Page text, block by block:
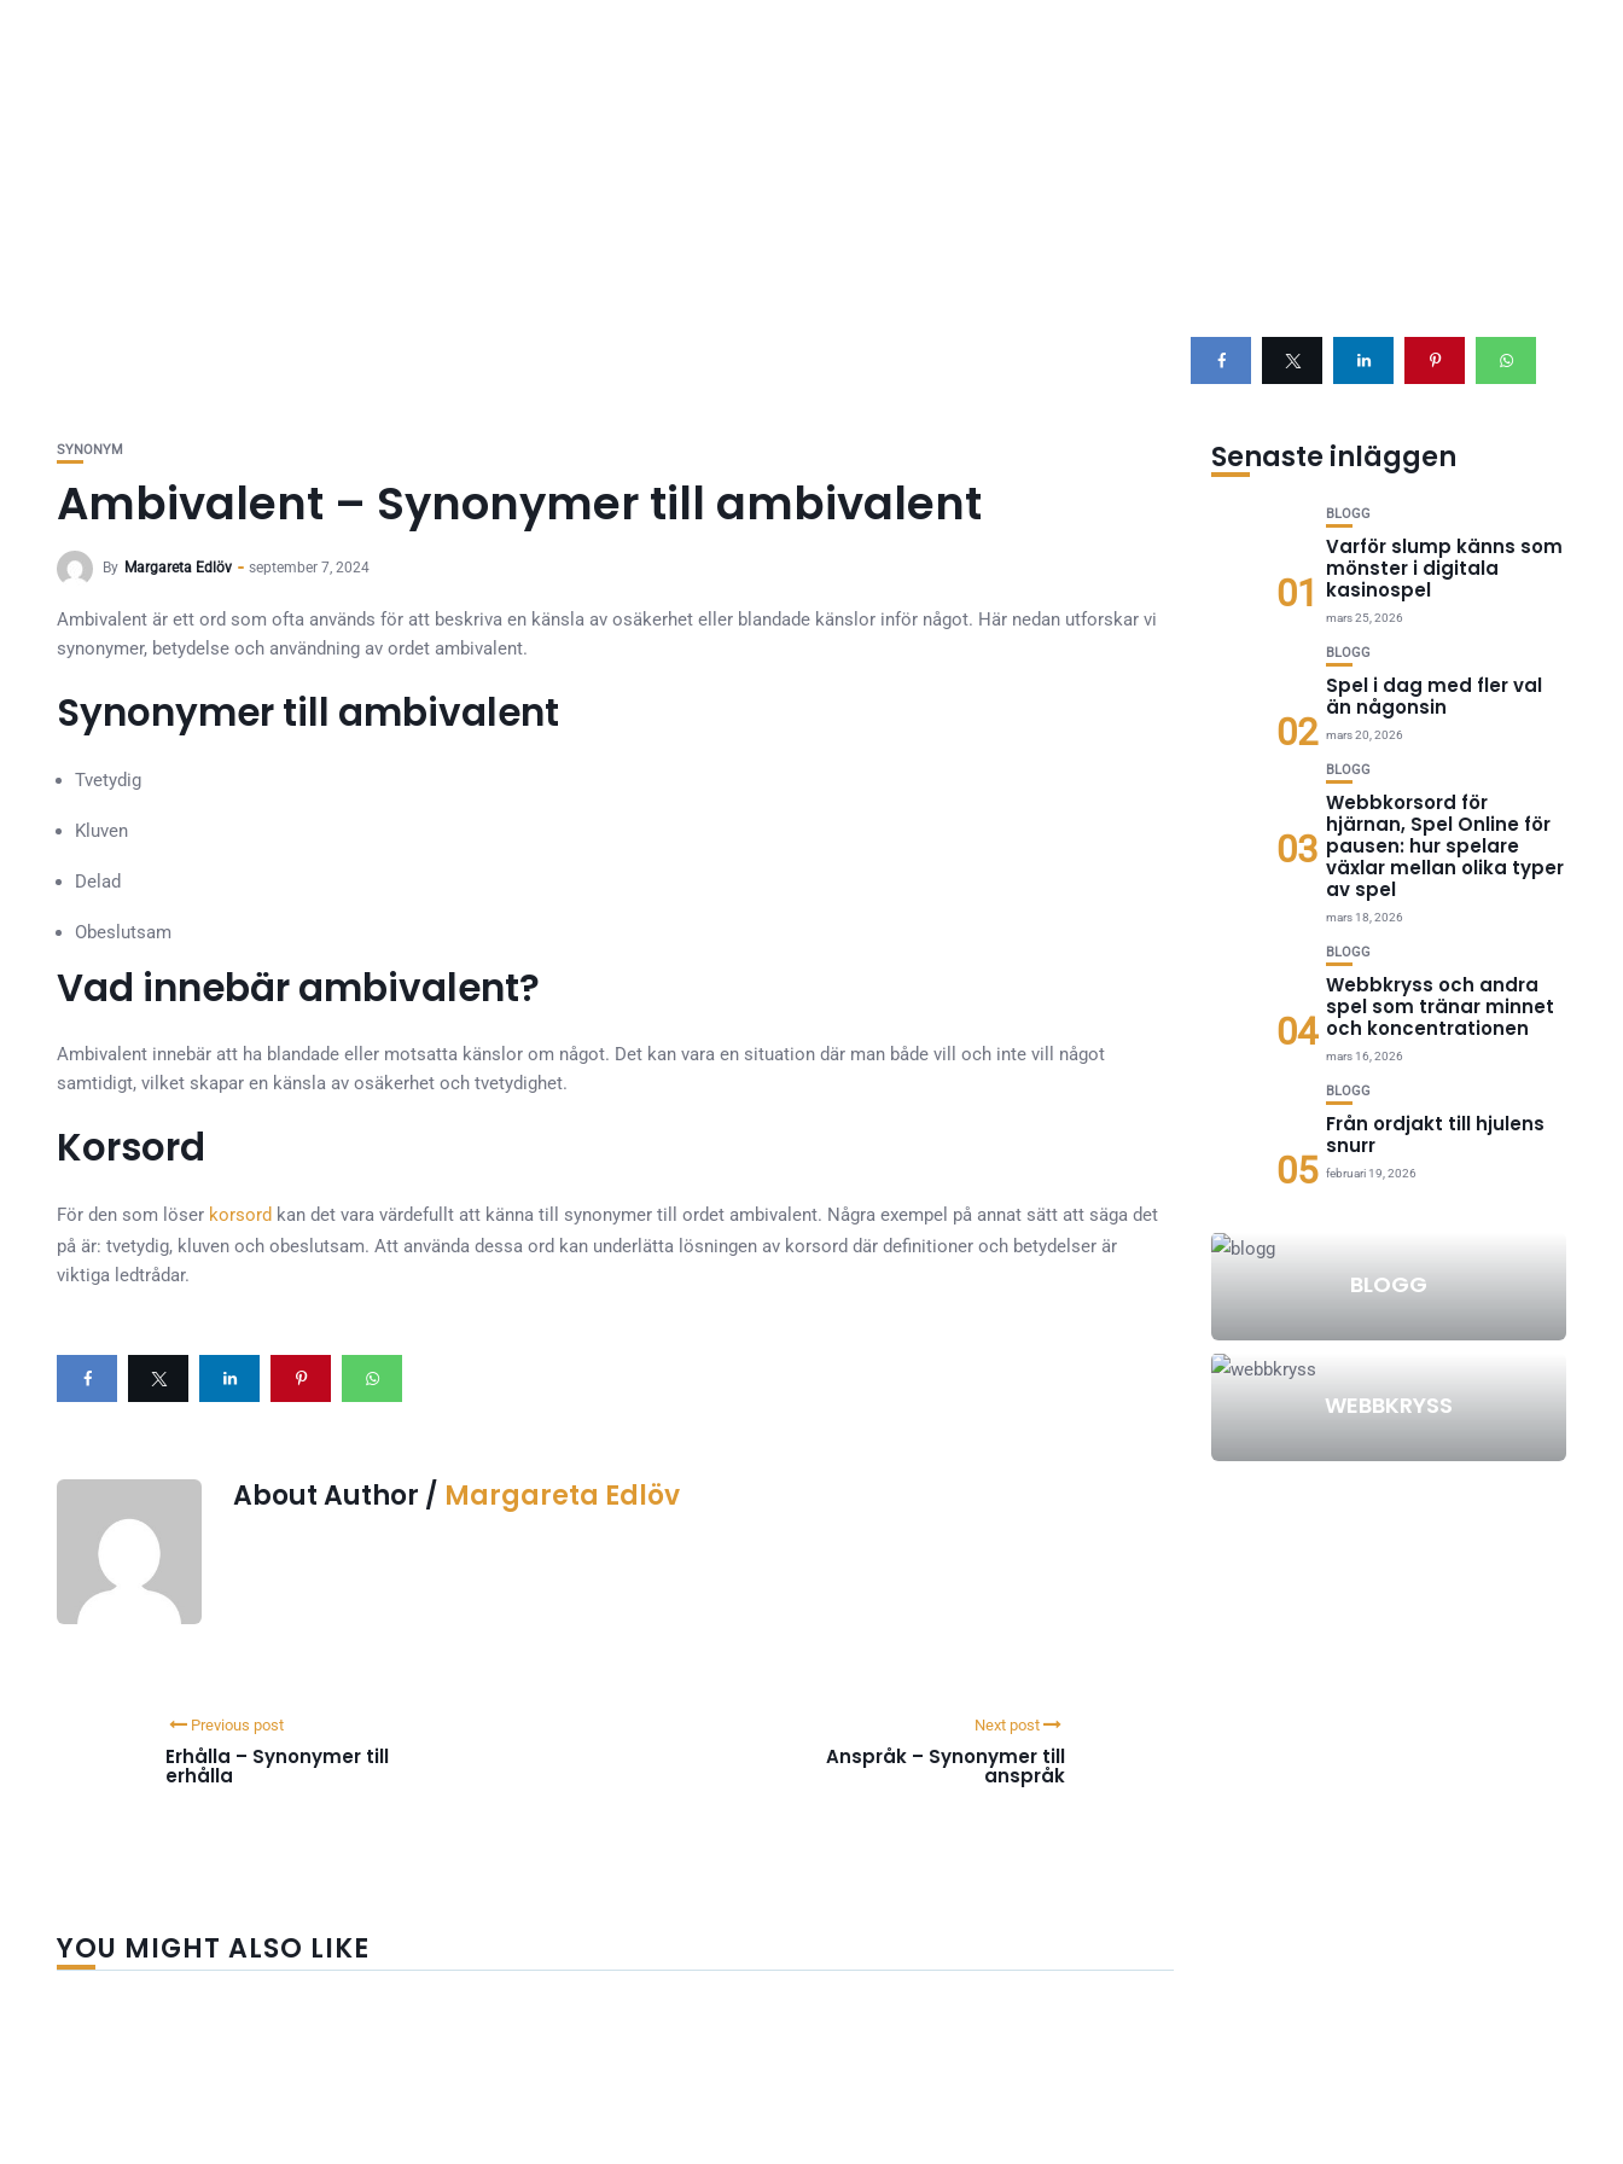
SYNONYM
Ambivalent – Synonymer till ambivalent
By Margareta Edlöv september 7, 2024
Ambivalent är ett ord som ofta används för att beskriva en känsla av osäkerhet eller blandade känslor inför något. Här nedan utforskar vi
synonymer, betydelse och användning av ordet ambivalent.
Synonymer till ambivalent
Tvetydig
Kluven
Delad
Obeslutsam
Vad innebär ambivalent?
Ambivalent innebär att ha blandade eller motsatta känslor om något. Det kan vara en situation där man både vill och inte vill något
samtidigt, vilket skapar en känsla av osäkerhet och tvetydighet.
Korsord
För den som löser korsord kan det vara värdefullt att känna till synonymer till ordet ambivalent. Några exempel på annat sätt att säga det
på är: tvetydig, kluven och obeslutsam. Att använda dessa ord kan underlätta lösningen av korsord där definitioner och betydelser är
viktiga ledtrådar.
About Author / Margareta Edlöv
Previous post
Erhålla – Synonymer till
erhålla
Next post
Anspråk – Synonymer till
anspråk
YOU MIGHT ALSO LIKE
Senaste inläggen
01
BLOGG
Varför slump känns som
mönster i digitala
kasinospel
mars 25, 2026
02
BLOGG
Spel i dag med fler val
än någonsin
mars 20, 2026
03
BLOGG
Webbkorsord för
hjärnan, Spel Online för
pausen: hur spelare
växlar mellan olika typer
av spel
mars 18, 2026
04
BLOGG
Webbkryss och andra
spel som tränar minnet
och koncentrationen
mars 16, 2026
05
BLOGG
Från ordjakt till hjulens
snurr
februari 19, 2026
BLOGG
WEBBKRYSS